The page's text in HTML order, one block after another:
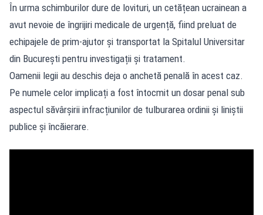
În urma schimburilor dure de lovituri, un cetățean ucrainean a
avut nevoie de îngrijiri medicale de urgență, fiind preluat de
echipajele de prim-ajutor și transportat la Spitalul Universitar
din București pentru investigații și tratament.
Oamenii legii au deschis deja o anchetă penală în acest caz.
Pe numele celor implicați a fost întocmit un dosar penal sub
aspectul săvârșirii infracțiunilor de tulburarea ordinii și liniștii
publice și încăierare.